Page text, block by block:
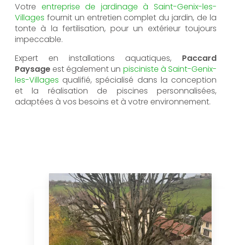
Votre entreprise de jardinage à Saint-Genix-les-
Villages fournit un entretien complet du jardin, de la
tonte à la fertilisation, pour un extérieur toujours
impeccable.
Expert en installations aquatiques, Paccard
Paysage est également un pisciniste à Saint-Genix-
les-Villages qualifié, spécialisé dans la conception
et la réalisation de piscines personnalisées,
adaptées à vos besoins et à votre environnement.